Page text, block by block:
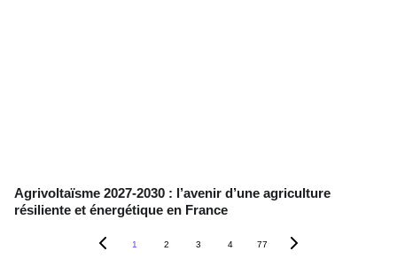
Agrivoltaïsme 2027-2030 : l’avenir d’une agriculture
résiliente et énergétique en France
1 2 3 4 77